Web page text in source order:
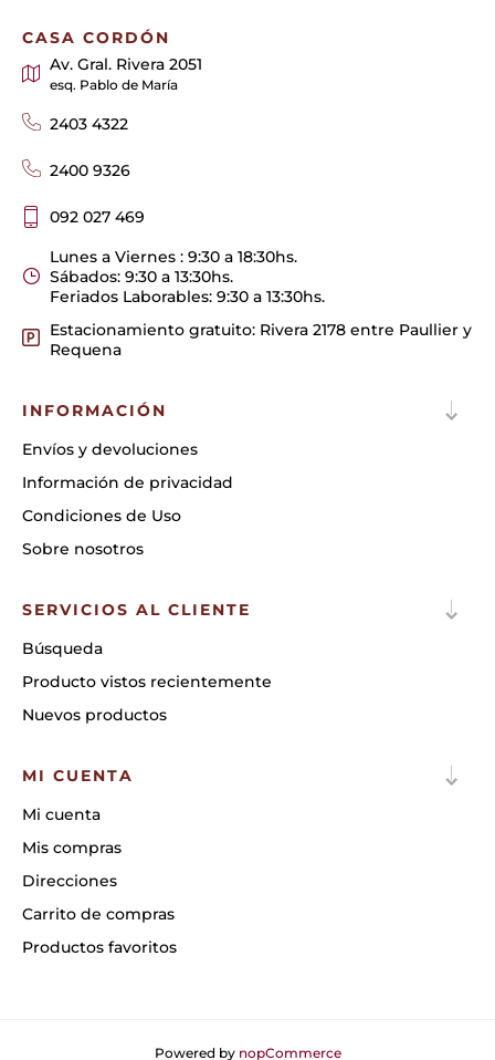
CASA CORDÓN
Av. Gral. Rivera 2051
esq. Pablo de María
2403 4322
2400 9326
092 027 469
Lunes a Viernes : 9:30 a 18:30hs.
Sábados: 9:30 a 13:30hs.
Feriados Laborables: 9:30 a 13:30hs.
Estacionamiento gratuito: Rivera 2178 entre Paullier y
Requena
INFORMACIÓN
Envíos y devoluciones
Información de privacidad
Condiciones de Uso
Sobre nosotros
SERVICIOS AL CLIENTE
Búsqueda
Producto vistos recientemente
Nuevos productos
MI CUENTA
Mi cuenta
Mis compras
Direcciones
Carrito de compras
Productos favoritos
Powered by nopCommerce